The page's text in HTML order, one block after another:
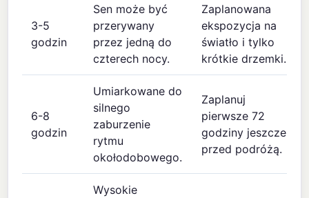
3-5
godzin
Sen może być
przerywany
przez jedną do
czterech nocy.
Zaplanowana
ekspozycja na
światło i tylko
krótkie drzemki.
6-8
godzin
Umiarkowane do
silnego
zaburzenie
rytmu
okołodobowego.
Zaplanuj
pierwsze 72
godziny jeszcze
przed podróżą.
Wysokie